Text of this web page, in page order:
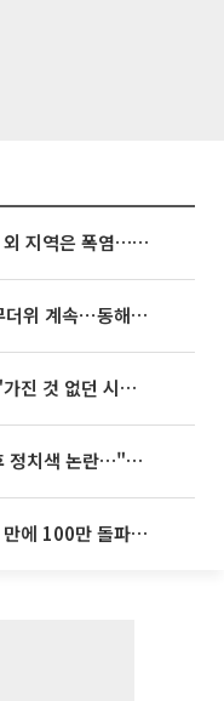
동해안은 시간당 80㎜ 폭우, 그 외 지역은 폭염…‘극과 극 날씨’
[내일 날씨] 폭염 한풀 꺾여도 무더위 계속⋯동해안 이틀 연속 비
임영웅, 어느덧 데뷔 10주년⋯"가진 것 없던 시절, 내 앞엔 20명의 팬뿐"
김희철, '뒤집힌 태극기' 지적 후 정치색 논란…"좌우 떠나 우리나라 국기"
놀란 감독 '오디세이', 개봉 4일 만에 100만 돌파⋯'왕사남' 보다 빠르다